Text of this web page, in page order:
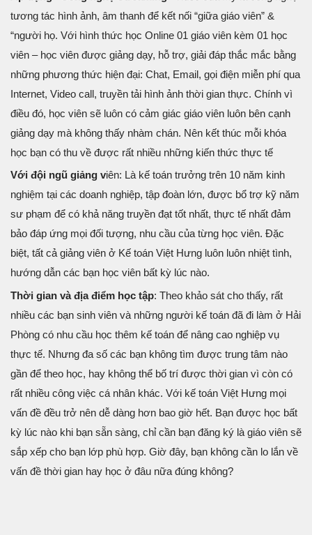
tương tác hình ảnh, âm thanh để kết nối “giữa giáo viên” &
“người họ. Với hình thức học Online 01 giáo viên kèm 01 học
viên – học viên được giảng dạy, hỗ trợ, giải đáp thắc mắc bằng
những phương thức hiện đại: Chat, Email, gọi điện miễn phí qua
Internet, Video call, truyền tải hình ảnh thời gian thực. Chính vì
điều đó, học viên sẽ luôn có cảm giác giáo viên luôn bên cạnh
giảng dạy mà không thấy nhàm chán. Nên kết thúc mỗi khóa
học bạn có thu về được rất nhiều những kiến thức thực tế
Với đội ngũ giảng viên: Là kế toán trưởng trên 10 năm kinh
nghiệm tại các doanh nghiệp, tập đoàn lớn, được bổ trợ kỹ năm
sư phạm để có khả năng truyền đạt tốt nhất, thực tế nhất đảm
bảo đáp ứng mọi đối tượng, nhu cầu của từng học viên. Đặc
biệt, tất cả giảng viên ở Kế toán Việt Hưng luôn luôn nhiệt tình,
hướng dẫn các bạn học viên bất kỳ lúc nào.
Thời gian và địa điểm học tập: Theo khảo sát cho thấy, rất
nhiều các bạn sinh viên và những người kế toán đã đi làm ở Hải
Phòng có nhu cầu học thêm kế toán để nâng cao nghiệp vụ
thực tế. Nhưng đa số các bạn không tìm được trung tâm nào
gần để theo học, hay không thể bố trí được thời gian vì còn có
rất nhiều công việc cá nhân khác. Với kế toán Việt Hưng mọi
vấn đề đều trở nên dễ dàng hơn bao giờ hết. Bạn được học bất
kỳ lúc nào khi bạn sẵn sàng, chỉ cần bạn đăng ký là giáo viên sẽ
sắp xếp cho bạn lớp phù hợp. Giờ đây, bạn không cần lo lắn về
vấn đề thời gian hay học ở đâu nữa đúng không?